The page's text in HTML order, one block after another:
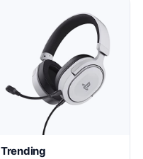
Trending